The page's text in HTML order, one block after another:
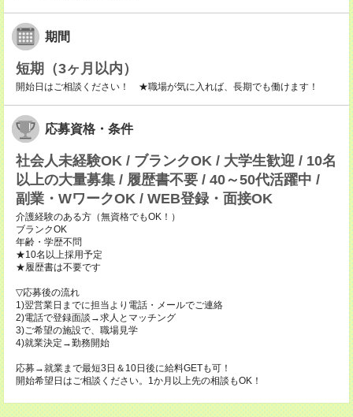
期間
短期（3ヶ月以内）
開始日はご相談ください！ ★職場が気に入れば、長期でも働けます！
応募資格・条件
社会人未経験OK / ブランクOK / 大学生歓迎 / 10名
以上の大量募集 / 履歴書不要 / 40～50代活躍中 /
副業・WワークOK / WEB登録・面接OK
介護経験のある方（無資格でもOK！）
ブランクOK
年齢・学歴不問
★10名以上採用予定
★履歴書は不要です
▽応募後の流れ
1)翌営業日までに担当より電話・メールでご連絡
2)電話で登録面談→求人とマッチング
3)ご希望の施設で、職場見学
4)就業決定→勤務開始
応募→就業まで最短3日＆10日後に給料GETも可！
開始希望日はご相談ください。1か月以上先の相談もOK！